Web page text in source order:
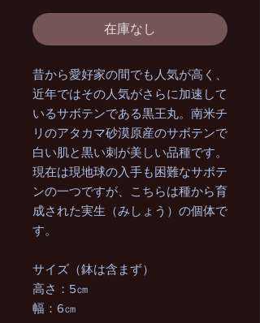
在庫なし
昔から愛好家の間でも人気が高く、
近年ではその人気がさらに加速して
いるサボテンである黒王丸。南米チ
リのアタカマ砂漠原産のサボテンで
白い肌と黒い刺が美しい品種です。
現在は現地球の入手も困難なサボテ
ンの一つですが、こちらは種から育
成された実生（みしょう）の個体で
す。
サイズ（鉢は含まず）
高さ：5㎝
幅：6㎝